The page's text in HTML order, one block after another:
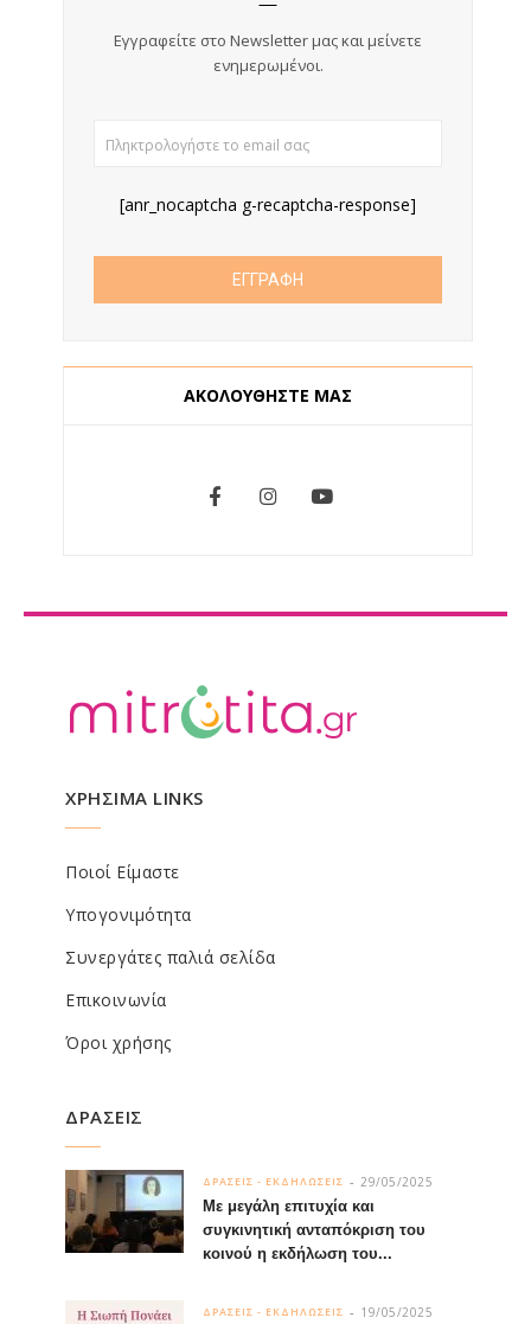
Εγγραφείτε στο Newsletter μας καιμείνετε
ενημερωμένοι.
[anr_nocaptcha g-recaptcha-response]
ΑΚΟΛΟΥΘΗΣΤΕ ΜΑΣ
ΧΡΗΣΙΜΑ LINKS
Ποιοί Είμαστε
Υπογονιμότητα
Συνεργάτες παλιά σελίδα
Επικοινωνία
Όροι χρήσης
ΔΡΑΣΕΙΣ
Με μεγάλη επιτυχία και
συγκινητική ανταπόκριση του
κοινού η εκδήλωση του...
ΔΡΑΣΕΙΣ - ΕΚΔΗΛΩΣΕΙΣ 29/05/2025
ΔΡΑΣΕΙΣ - ΕΚΔΗΛΩΣΕΙΣ 19/05/2025